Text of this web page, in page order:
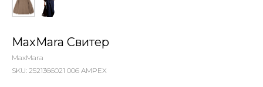
MaxMara Свитер
MaxMara
SKU: 2521366021 006 AMPEX